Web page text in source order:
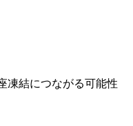
凍結につながる可能性